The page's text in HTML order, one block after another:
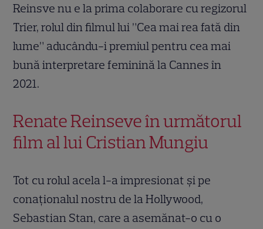
Reinsve nu e la prima colaborare cu regizorul
Trier, rolul din filmul lui ”Cea mai rea fată din
lume” aducându-i premiul pentru cea mai
bună interpretare feminină la Cannes în
2021.
Renate Reinseve în următorul
film al lui Cristian Mungiu
Tot cu rolul acela l-a impresionat și pe
conaționalul nostru de la Hollywood,
Sebastian Stan, care a asemănat-o cu o